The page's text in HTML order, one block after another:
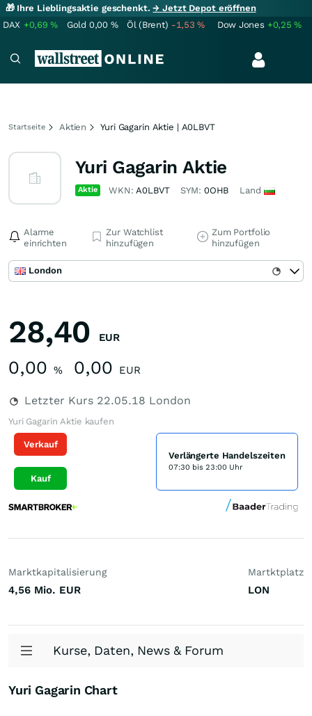
🎁 Ihre Lieblingsaktie geschenkt.→ Jetzt Depot eröffnen
DAX +0,69% Gold 0,00 % Öl (Brent) -1,53% Dow Jones +0,25%
Startseite Aktien Yuri Gagarin Aktie | A0LBVT
Yuri Gagarin Aktie
Aktie WKN:A0LBVT SYM: 0OHB Land
Alarme
einrichten
Zur Watchlist
hinzufügen
Zum Portfolio
hinzufügen
London
28,40 EUR
0,00 % 0,00 EUR
Letzter Kurs 22.05.18 London
Yuri Gagarin Aktie kaufen
Verkauf
Kauf
Verlängerte Handelszeiten
07:30 bis 23:00 Uhr
Marktkapitalisierung
4,56 Mio. EUR
Martktplatz
LON
Kurse, Daten, News & Forum
Yuri Gagarin Chart